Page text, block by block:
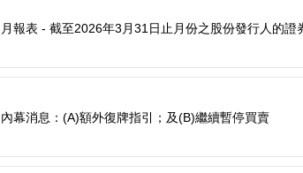
月報表 - 截至2026年3月31日止月份之股份發行人的證
內幕消息：(A)額外復牌指引；及(B)繼續暫停買賣